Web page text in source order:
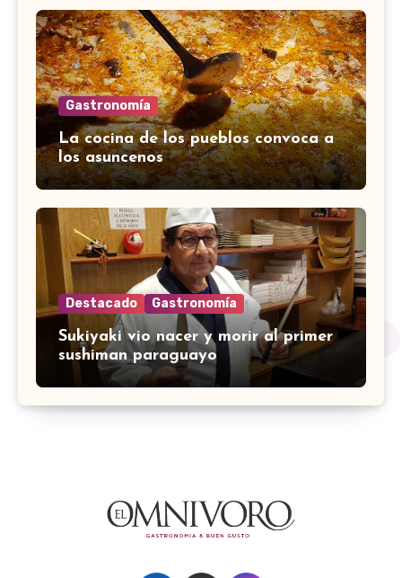
Gastronomía
La cocina de los pueblos convoca a
los asuncenos
Destacado Gastronomía
Sukiyaki vio nacer y morir al primer
sushiman paraguayo